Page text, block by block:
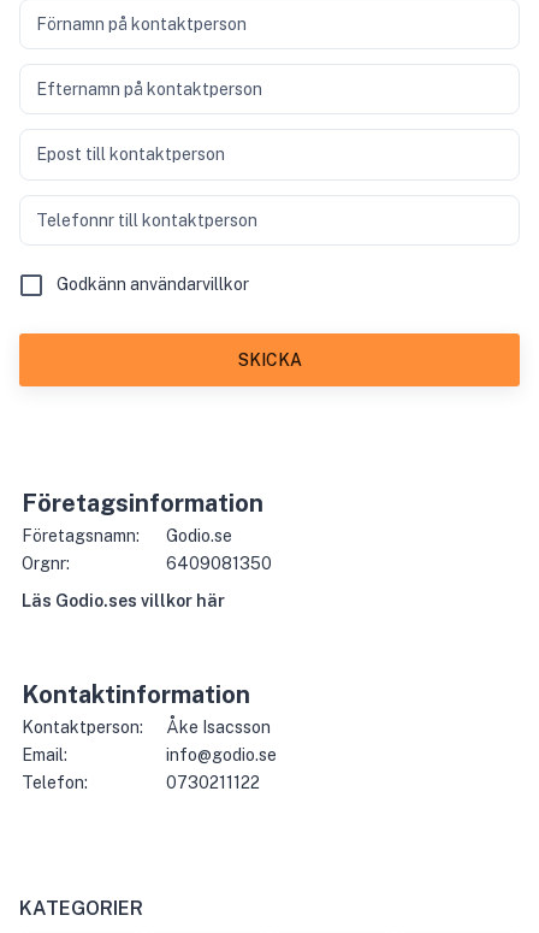
Förnamn på kontaktperson
Efternamn på kontaktperson
Epost till kontaktperson
Telefonnr till kontaktperson
Godkänn användarvillkor
SKICKA
Företagsinformation
Företagsnamn:
Godio.se
Orgnr:
6409081350
Läs Godio.ses villkor här
Kontaktinformation
Kontaktperson:
Åke Isacsson
Email:
info@godio.se
Telefon:
0730211122
KATEGORIER